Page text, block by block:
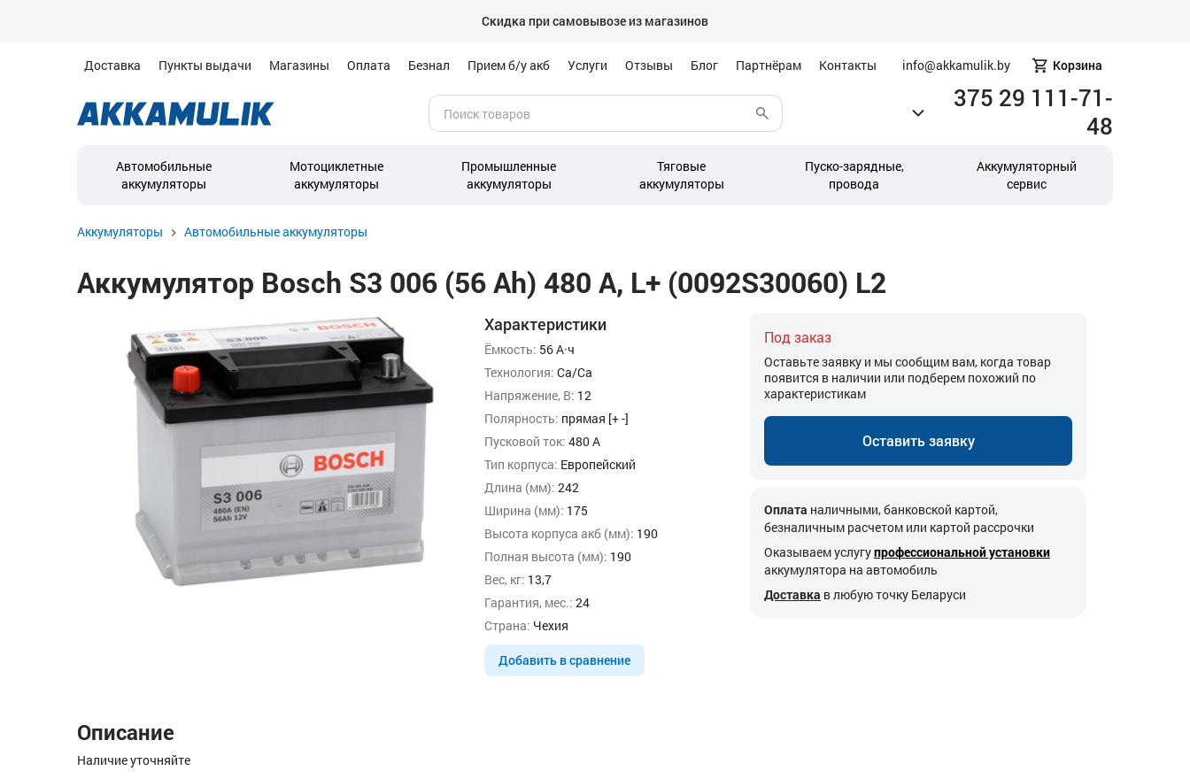
Скидка при самовывозе из магазинов
Доставка Пункты выдачи Магазины Оплата Безнал Прием б/у акб Услуги Отзывы Блог Партнёрам Контакты info@akkamulik.by Корзина
375 29 111-71-
48
Автомобильные
аккумуляторы
Мотоциклетные
аккумуляторы
Промышленные
аккумуляторы
Тяговые
аккумуляторы
Пуско-зарядные,
провода
Аккумуляторный
сервис
Аккумуляторы Автомобильные аккумуляторы
Аккумулятор Bosch S3 006 (56 Ah) 480 А, L+ (0092S30060) L2
Характеристики
Ёмкость: 56 А·ч
Технология: Ca/Ca
Напряжение, В: 12
Полярность: прямая [+ -]
Пусковой ток: 480 А
Тип корпуса: Европейский
Длина (мм): 242
Ширина (мм): 175
Высота корпуса акб (мм): 190
Полная высота (мм): 190
Вес, кг: 13,7
Гарантия, мес.: 24
Страна: Чехия
Добавить в сравнение
Под заказ
Оставьте заявку и мы сообщим вам, когда товар
появится в наличии или подберем похожий по
характеристикам
Оставить заявку
Оплата наличными, банковской картой,
безналичным расчетом или картой рассрочки
Оказываем услугупрофессиональной установки
аккумулятора на автомобиль
Доставка в любую точку Беларуси
Описание
Наличие уточняйте